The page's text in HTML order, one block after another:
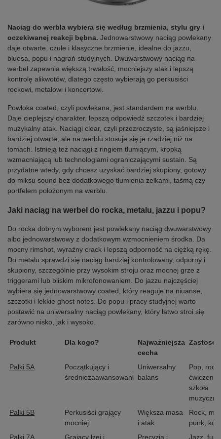
Naciąg do werbla wybiera się według brzmienia, stylu gry i
oczekiwanej reakcji bębna. Jednowarstwowy naciąg powlekany
daje otwarte, czułe i klasyczne brzmienie, idealne do jazzu,
bluesa, popu i nagrań studyjnych. Dwuwarstwowy naciąg na
werbel zapewnia większą trwałość, mocniejszy atak i lepszą
kontrolę alikwotów, dlatego często wybierają go perkusiści
rockowi, metalowi i koncertowi.
Powłoka coated, czyli powlekana, jest standardem na werblu.
Daje cieplejszy charakter, lepszą odpowiedź szczotek i bardziej
muzykalny atak. Naciągi clear, czyli przezroczyste, są jaśniejsze i
bardziej otwarte, ale na werblu stosuje się je rzadziej niż na
tomach. Istnieją też naciągi z ringiem tłumiącym, kropką
wzmacniającą lub technologiami ograniczającymi sustain. Są
przydatne wtedy, gdy chcesz uzyskać bardziej skupiony, gotowy
do miksu sound bez dodatkowego tłumienia żelkami, taśmą czy
portfelem położonym na werblu.
Jaki naciąg na werbel do rocka, metalu, jazzu i popu?
Do rocka dobrym wyborem jest powlekany naciąg dwuwarstwowy
albo jednowarstwowy z dodatkowym wzmocnieniem środka. Da
mocny rimshot, wyraźny crack i lepszą odporność na ciężką rękę.
Do metalu sprawdzi się naciąg bardziej kontrolowany, odporny i
skupiony, szczególnie przy wysokim stroju oraz mocnej grze z
triggerami lub bliskim mikrofonowaniem. Do jazzu najczęściej
wybiera się jednowarstwowy coated, który reaguje na niuanse,
szczotki i lekkie ghost notes. Do popu i pracy studyjnej warto
postawić na uniwersalny naciąg powlekany, który łatwo stroi się
zarówno nisko, jak i wysoko.
Produkt Dla kogo?
Najważniejsza
cecha
Pałki 5A
Początkujący i
średniozaawansowani
Uniwersalny
balans
Pop, rock,
ćwiczenia,
szkoła
muzyczna
Pałki 5B
Perkusiści grający
mocniej
Większa masa
i atak
Rock,
punk,
Pałki 7A
Grający lżej i
Precyzja i
Jazz,